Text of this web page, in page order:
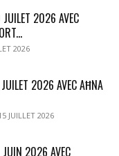
2026 AVEC
2026
2026 AVEC AĦNA
JUILLET 2026
2026 AVEC